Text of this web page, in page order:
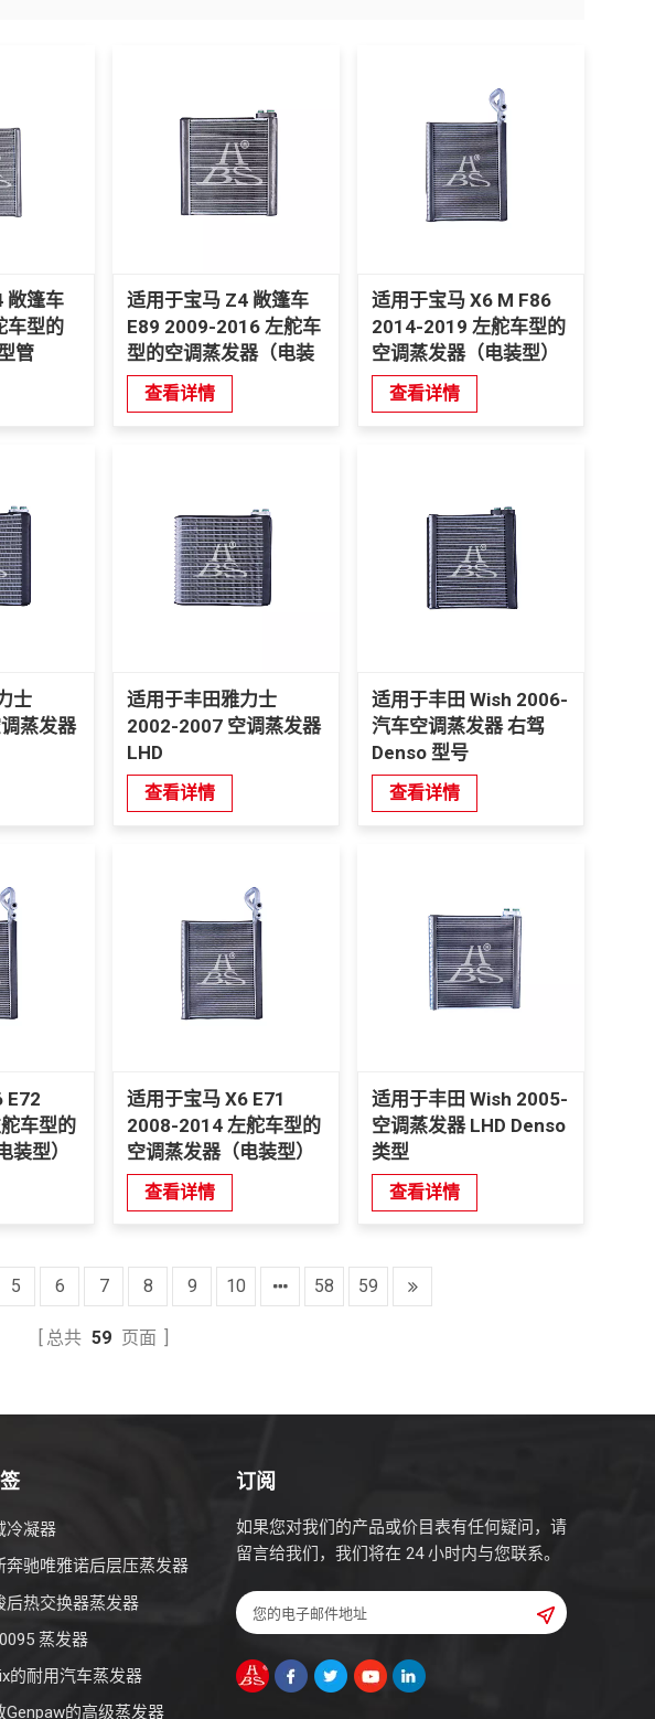
敞篷车
车型的
管
适用于宝马 Z4 敞篷车
E89 2009-2016 左舵车
型的空调蒸发器（电装
型）
查看详情
适用于宝马 X6 M F86
2014-2019 左舵车型的
空调蒸发器（电装型）
查看详情
士
蒸发器
适用于丰田雅力士
2002-2007 空调蒸发器
LHD
查看详情
适用于丰田 Wish 2006-
汽车空调蒸发器 右驾
Denso 型号
查看详情
E72
车型的
装型）
适用于宝马 X6 E71
2008-2014 左舵车型的
空调蒸发器（电装型）
查看详情
适用于丰田 Wish 2005-
空调蒸发器 LHD Denso
类型
查看详情
5 6 7 8 9 10 58 59
总共 59 页面
冷凝器
奔驰唯雅诺后层压蒸发器
后热交换器蒸发器
蒸发器
的耐用汽车蒸发器
Genpaw的高级蒸发器
订阅
如果您对我们的产品或价目表有任何疑问，请
留言给我们，我们将在 24 小时内与您联系。